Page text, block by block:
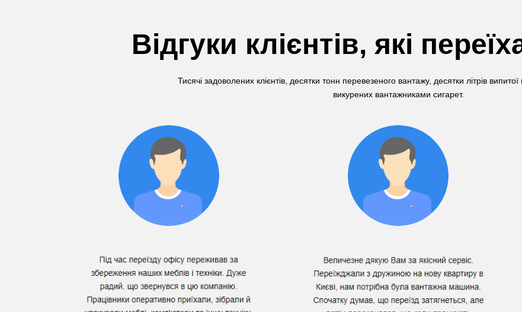
Відгуки клієнтів, які
Тисячі задоволених клієнтів, десятки тонн перевезеного вантажу, десятки літрів
викурених вантажниками сигарет.